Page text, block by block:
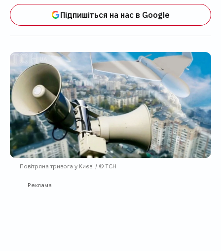
Підпишіться на нас в Google
Повітряна тривога у Києві / © ТСН
Реклама